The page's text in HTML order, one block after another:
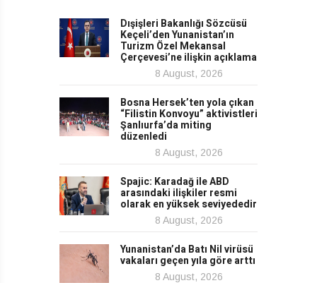
Dışişleri Bakanlığı Sözcüsü
Keçeli’den Yunanistan’ın
Turizm Özel Mekansal
Çerçevesi’ne ilişkin açıklama
8 August, 2026
Bosna Hersek’ten yola çıkan
“Filistin Konvoyu” aktivistleri
Şanlıurfa’da miting
düzenledi
8 August, 2026
Spajic: Karadağ ile ABD
arasındaki ilişkiler resmi
olarak en yüksek seviyededir
8 August, 2026
Yunanistan’da Batı Nil virüsü
vakaları geçen yıla göre arttı
8 August, 2026